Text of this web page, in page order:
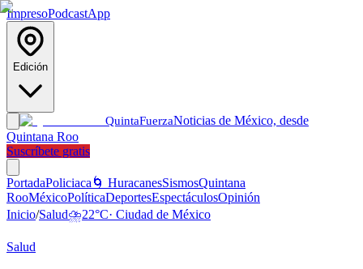
ImpresoPodcastApp
Edición
QuintaFuerzaNoticias de México, desde
Quintana Roo
Suscríbete gratis
PortadaPoliciaca 🌀 HuracanesSismosQuintana
RooMéxicoPolíticaDeportesEspectáculosOpinión
Inicio/Salud⛈️22°C· Ciudad de México
Salud